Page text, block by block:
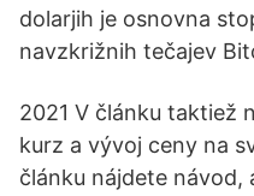
dolarjih je osnovna
navzkrižnih tečajev
2021 V článku taktiež
kurz a vývoj ceny na
článku nájdete návod,